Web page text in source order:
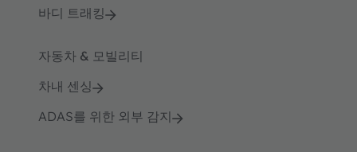
바디 트래킹
자동차 & 모빌리티
차내 센싱
ADAS를 위한 외부 감지